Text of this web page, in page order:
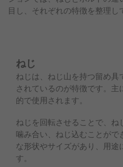
目し、それぞれの特徴を整理し
ねじ
ねじは、ねじ山を持つ留め具
されているのが特徴です。主
的で使用されます。
ねじを回転させることで、ね
噛み合い、ねじ込むことがで
な形状やサイズがあり、用途
す。